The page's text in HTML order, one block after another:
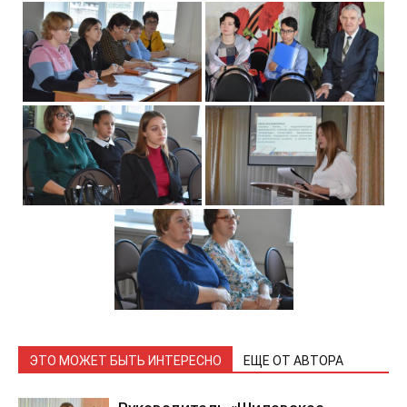
ЭТО МОЖЕТ БЫТЬ ИНТЕРЕСНО ЕЩЕ ОТ АВТОРА